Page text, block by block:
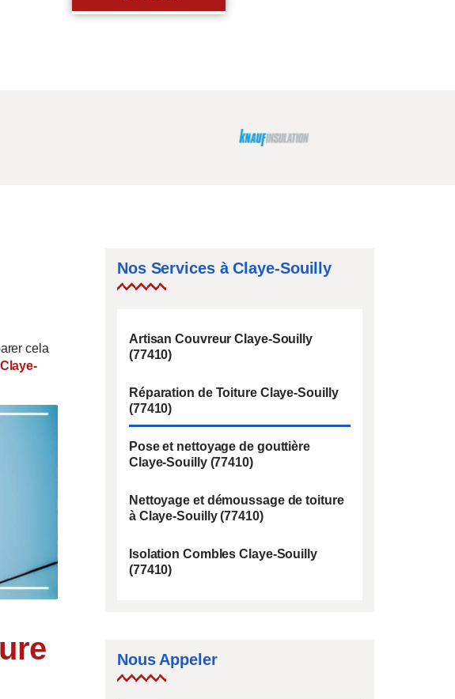
cela
Nos Services à Claye-Souilly
Artisan Couvreur Claye-Souilly
(77410)
Réparation de Toiture Claye-Souilly
(77410)
Pose et nettoyage de gouttière
Claye-Souilly (77410)
Nettoyage et démoussage de toiture
à Claye-Souilly (77410)
Isolation Combles Claye-Souilly
(77410)
Nous Appeler